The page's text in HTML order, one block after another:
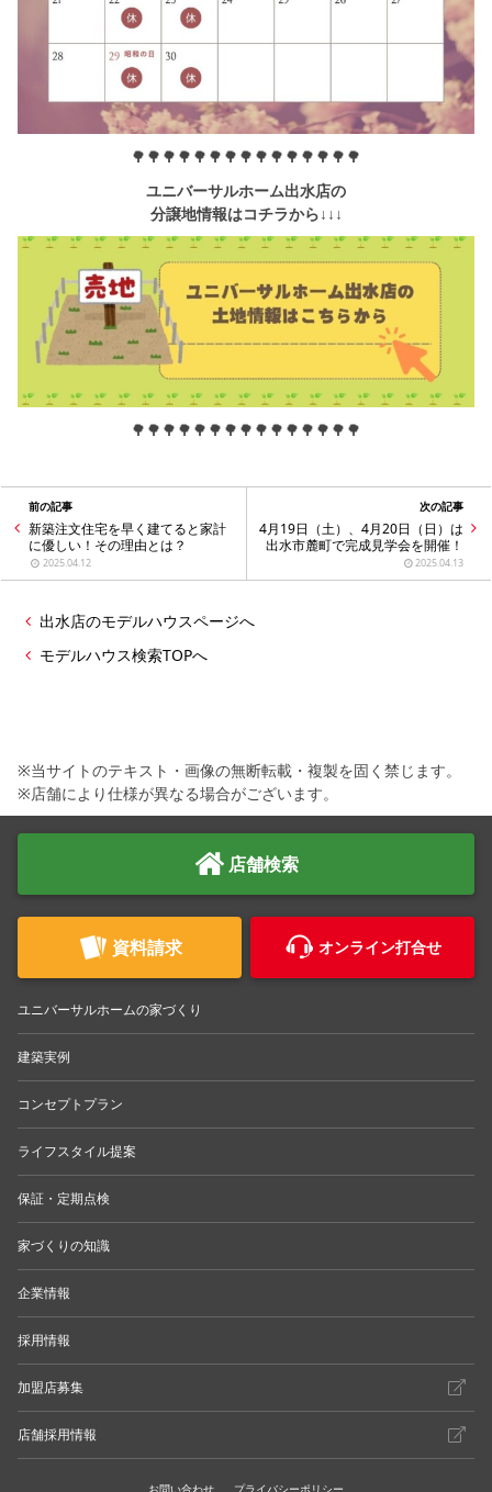
🌳🌳🌳🌳🌳🌳🌳🌳🌳🌳🌳🌳🌳🌳🌳
ユニバーサルホーム出水店の
分譲地情報はコチラから↓↓↓
🌳🌳🌳🌳🌳🌳🌳🌳🌳🌳🌳🌳🌳🌳🌳
前の記事
新築注文住宅を早く建てると家計
に優しい！その理由とは？
2025.04.12
次の記事
4月19日（土）、4月20日（日）は
出水市麓町で完成見学会を開催！
2025.04.13
出水店のモデルハウスページへ
モデルハウス検索TOPへ
※当サイトのテキスト・画像の無断転載・複製を固く禁じます。
※店舗により仕様が異なる場合がございます。
店舗検索
資料請求 オンライン打合せ
ユニバーサルホームの家づくり
建築実例
コンセプトプラン
ライフスタイル提案
保証・定期点検
家づくりの知識
企業情報
採用情報
加盟店募集
店舗採用情報
お問い合わせ プライバシーポリシー